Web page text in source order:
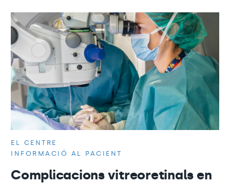
EL CENTRE
INFORMACIÓ AL PACIENT
Complicacions vitreoretinals en